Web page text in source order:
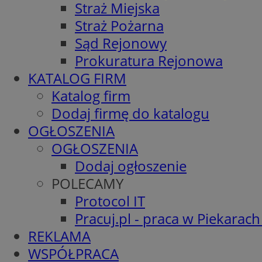
Straż Miejska
Straż Pożarna
Sąd Rejonowy
Prokuratura Rejonowa
KATALOG FIRM
Katalog firm
Dodaj firmę do katalogu
OGŁOSZENIA
OGŁOSZENIA
Dodaj ogłoszenie
POLECAMY
Protocol IT
Pracuj.pl - praca w
REKLAMA
WSPÓŁPRACA